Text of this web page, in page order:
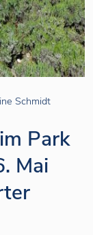
Schmidt
Park
Mai